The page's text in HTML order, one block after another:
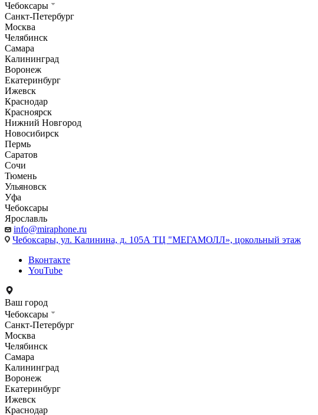
Чебоксары
Санкт-Петербург
Москва
Челябинск
Самара
Калининград
Воронеж
Екатеринбург
Ижевск
Краснодар
Красноярск
Нижний Новгород
Новосибирск
Пермь
Саратов
Сочи
Тюмень
Ульяновск
Уфа
Чебоксары
Ярославль
info@miraphone.ru
Чебоксары, ул. Калинина, д. 105А ТЦ "МЕГАМОЛЛ», цокольный этаж
Вконтакте
YouTube
Ваш город
Чебоксары
Санкт-Петербург
Москва
Челябинск
Самара
Калининград
Воронеж
Екатеринбург
Ижевск
Краснодар